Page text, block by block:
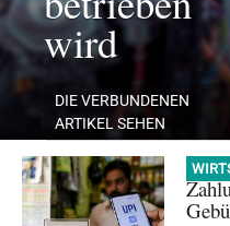
wird
DIE VERBUNDENEN
ARTIKEL SEHEN